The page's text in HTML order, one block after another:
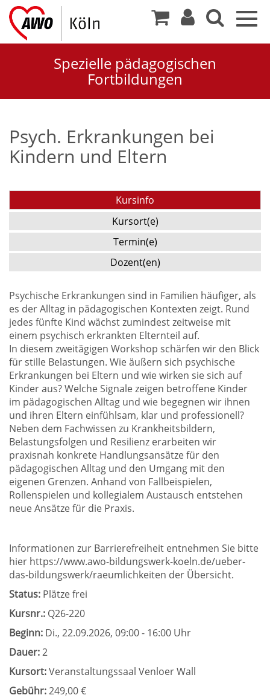
Spezielle pädagogischen
Fortbildungen
Psych. Erkrankungen bei
Kindern und Eltern
Kursinfo
Kursort(e)
Termin(e)
Dozent(en)
Psychische Erkrankungen sind in Familien häufiger, als
es der Alltag in pädagogischen Kontexten zeigt. Rund
jedes fünfte Kind wächst zumindest zeitweise mit
einem psychisch erkrankten Elternteil auf.
In diesem zweitägigen Workshop schärfen wir den Blick
für stille Belastungen. Wie äußern sich psychische
Erkrankungen bei Eltern und wie wirken sie sich auf
Kinder aus? Welche Signale zeigen betroffene Kinder
im pädagogischen Alltag und wie begegnen wir ihnen
und ihren Eltern einfühlsam, klar und professionell?
Neben dem Fachwissen zu Krankheitsbildern,
Belastungsfolgen und Resilienz erarbeiten wir
praxisnah konkrete Handlungsansätze für den
pädagogischen Alltag und den Umgang mit den
eigenen Grenzen. Anhand von Fallbeispielen,
Rollenspielen und kollegialem Austausch entstehen
neue Ansätze für die Praxis.
Informationen zur Barrierefreiheit entnehmen Sie bitte
hier https://www.awo-bildungswerk-koeln.de/ueber-
das-bildungswerk/raeumlichkeiten der Übersicht.
Status: Plätze frei
Kursnr.: Q26-220
Beginn: Di., 22.09.2026, 09:00 - 16:00 Uhr
Dauer:2
Kursort:Veranstaltungssaal Venloer Wall
Gebühr:249,00 €